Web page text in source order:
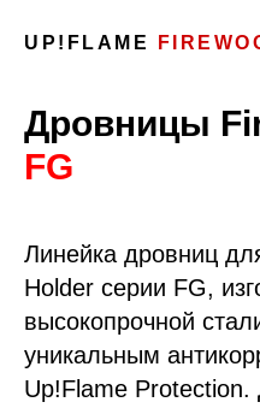
UP!FLAME
Дровницы
FG
Линейка дровниц
Holder серии FG,
высокопрочной
уникальным
Up!Flame